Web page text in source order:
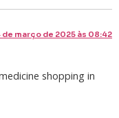
de março de 2025 às 08:42
shopping in